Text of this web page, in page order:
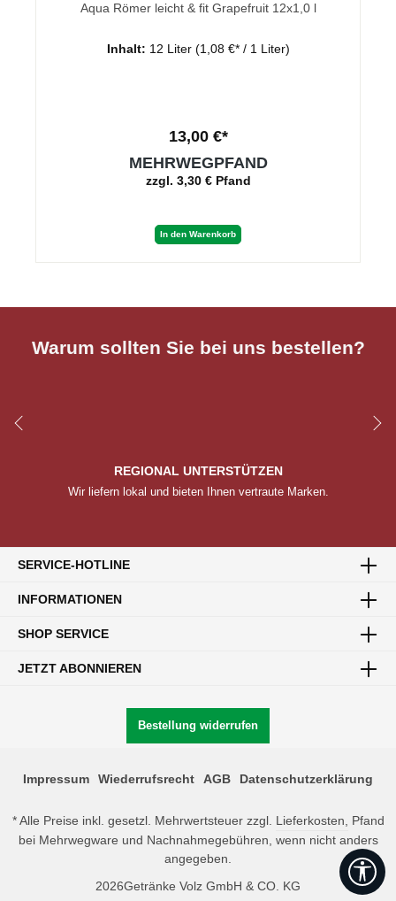
Aqua Römer leicht & fit Grapefruit 12x1,0 l
Inhalt: 12 Liter (1,08 €* / 1 Liter)
13,00 €*
MEHRWEGPFAND
zzgl. 3,30 € Pfand
In den Warenkorb
Warum sollten Sie bei uns bestellen?
REGIONAL UNTERSTÜTZEN
Wir liefern lokal und bieten Ihnen vertraute Marken.
ZUSTELLUNG IN IHREM GEBIET
LEERGUT? KEIN PROBLEM!
SICHERES SHOPPEN
Dank SSL-Verschlüsselung ist Ihr Einkauf sicher.
SERVICE-HOTLINE
INFORMATIONEN
SHOP SERVICE
JETZT ABONNIEREN
Bestellung widerrufen
Impressum Wiederrufsrecht AGB Datenschutzerklärung
* Alle Preise inkl. gesetzl. Mehrwertsteuer zzgl. Lieferkosten, Pfand
bei Mehrwegware und Nachnahmegebühren, wenn nicht anders
angegeben.
2026Getränke Volz GmbH & CO. KG